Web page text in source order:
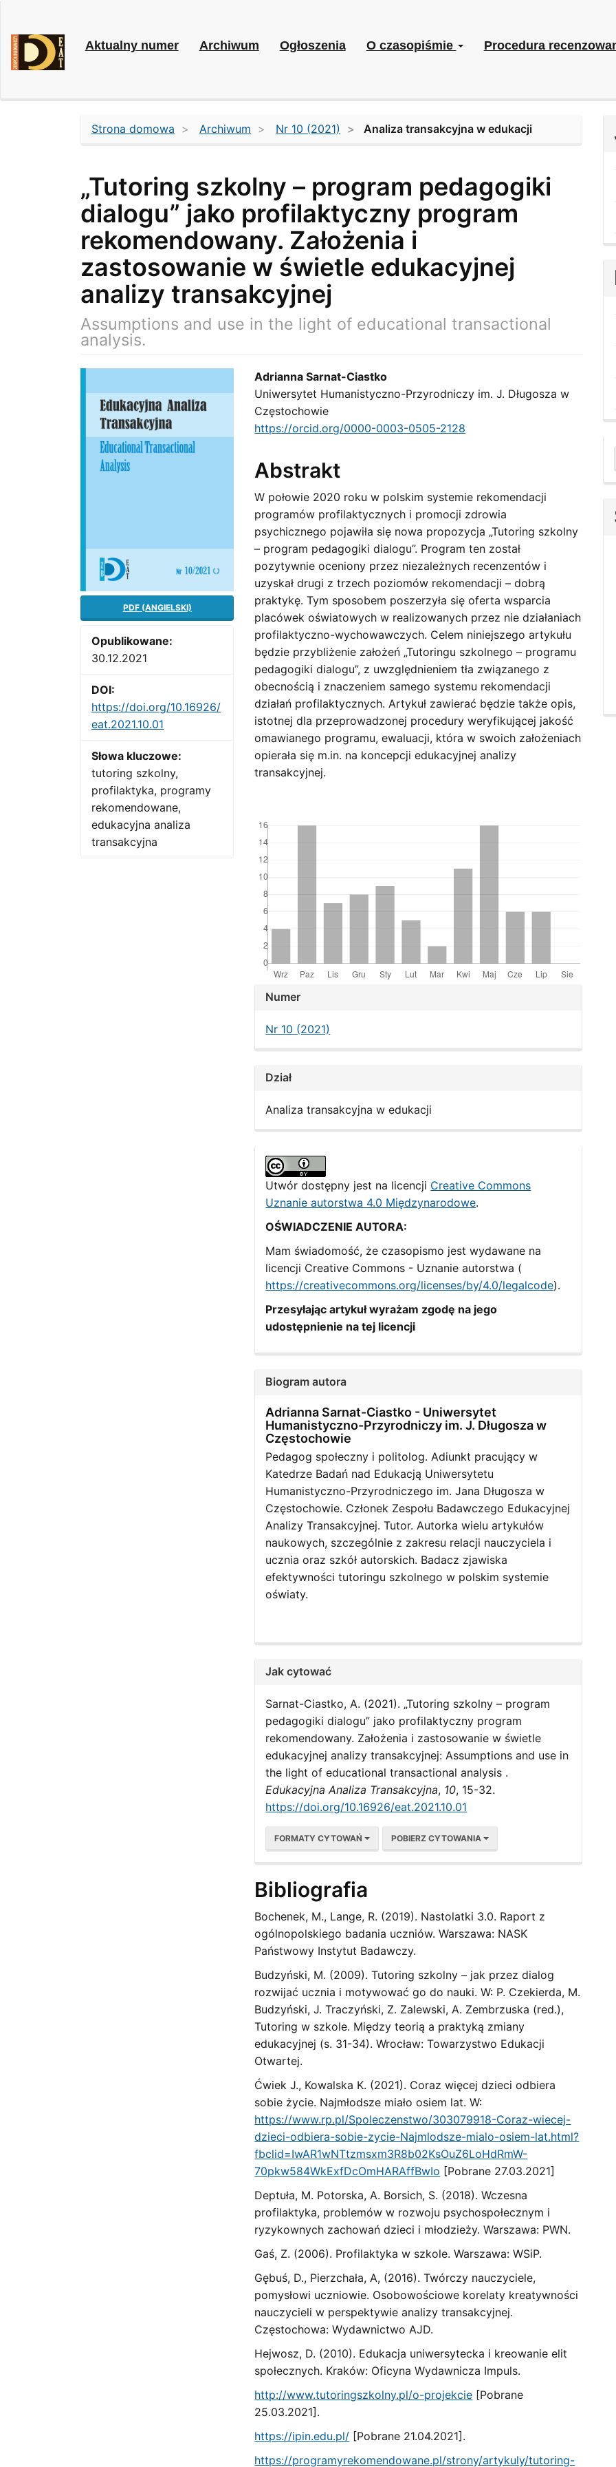
Main
Content
Sidebar
Aktualny numer Archiwum Ogłoszenia O czasopiśmie Procedura
Strona domowa Archiwum Nr 10 (2021) Analiza transakcyjna w edukacji
„Tutoring szkolny – program pedagogiki
dialogu” jako profilaktyczny program
rekomendowany. Założenia i
zastosowanie w świetle edukacyjnej
analizy transakcyjnej
Assumptions and use in the light of educational transactional
analysis.
Sidebar
PDF (ANGIELSKI)
Opublikowane:
30.12.2021
DOI:
https://doi.org/10.16926/
eat.2021.10.01
Słowa kluczowe:
tutoring szkolny,
profilaktyka, programy
rekomendowane,
edukacyjna analiza
transakcyjna
Main
Article
Content
Adrianna Sarnat-Ciastko
Uniwersytet Humanistyczno-Przyrodniczy im. J. Długosza w
Częstochowie
https://orcid.org/0000-0003-0505-2128
Abstrakt
W połowie 2020 roku w polskim systemie rekomendacji
programów profilaktycznych i promocji zdrowia
psychicznego pojawiła się nowa propozycja „Tutoring szkolny
– program pedagogiki dialogu”. Program ten został
pozytywnie oceniony przez niezależnych recenzentów i
uzyskał drugi z trzech poziomów rekomendacji – dobrą
praktykę. Tym sposobem poszerzyła się oferta wsparcia
placówek oświatowych w realizowanych przez nie działaniach
profilaktyczno-wychowawczych. Celem niniejszego artykułu
będzie przybliżenie założeń „Tutoringu szkolnego – programu
pedagogiki dialogu”, z uwzględnieniem tła związanego z
obecnością i znaczeniem samego systemu rekomendacji
działań profilaktycznych. Artykuł zawierać będzie także opis,
istotnej dla przeprowadzonej procedury weryfikującej jakość
omawianego programu, ewaluacji, która w swoich założeniach
opierała się m.in. na koncepcji edukacyjnej analizy
transakcyjnej.
Article
Numer
Nr 10 (2021)
Dział
Analiza transakcyjna w edukacji
Utwór dostępny jest na licencji Creative Commons
Uznanie autorstwa 4.0 Międzynarodowe.
OŚWIADCZENIE AUTORA:
Mam świadomość, że czasopismo jest wydawane na
licencji Creative Commons - Uznanie autorstwa (
https://creativecommons.org/licenses/by/4.0/legalcode).
Przesyłając artykuł wyrażam zgodę na jego
udostępnienie na tej licencji
Biogram autora
Adrianna Sarnat-Ciastko - Uniwersytet
Humanistyczno-Przyrodniczy im. J. Długosza w
Częstochowie
Pedagog społeczny i politolog. Adiunkt pracujący w
Katedrze Badań nad Edukacją Uniwersytetu
Humanistyczno-Przyrodniczego im. Jana Długosza w
Częstochowie. Członek Zespołu Badawczego Edukacyjnej
Analizy Transakcyjnej. Tutor. Autorka wielu artykułów
naukowych, szczególnie z zakresu relacji nauczyciela i
ucznia oraz szkół autorskich. Badacz zjawiska
efektywności tutoringu szkolnego w polskim systemie
oświaty.
Jak cytować
Sarnat-Ciastko, A. (2021). „Tutoring szkolny – program
pedagogiki dialogu” jako profilaktyczny program
rekomendowany. Założenia i zastosowanie w świetle
edukacyjnej analizy transakcyjnej: Assumptions and use in
the light of educational transactional analysis .
Edukacyjna Analiza Transakcyjna, 10, 15-32.
https://doi.org/10.16926/eat.2021.10.01
FORMATY CYTOWAŃ POBIERZ CYTOWANIA
Bibliografia
Bochenek, M., Lange, R. (2019). Nastolatki 3.0. Raport z
ogólnopolskiego badania uczniów. Warszawa: NASK
Państwowy Instytut Badawczy.
Budzyński, M. (2009). Tutoring szkolny – jak przez dialog
rozwijać ucznia i motywować go do nauki. W: P. Czekierda, M.
Budzyński, J. Traczyński, Z. Zalewski, A. Zembrzuska (red.),
Tutoring w szkole. Między teorią a praktyką zmiany
edukacyjnej (s. 31-34). Wrocław: Towarzystwo Edukacji
Otwartej.
Ćwiek J., Kowalska K. (2021). Coraz więcej dzieci odbiera
sobie życie. Najmłodsze miało osiem lat. W:
https://www.rp.pl/Spoleczenstwo/303079918-Coraz-wiecej-
dzieci-odbiera-sobie-zycie-Najmlodsze-mialo-osiem-lat.html?
fbclid=IwAR1wNTtzmsxm3R8b02KsOuZ6LoHdRmW-
70pkw584WkExfDcOmHARAffBwIo [Pobrane 27.03.2021]
Deptuła, M. Potorska, A. Borsich, S. (2018). Wczesna
profilaktyka, problemów w rozwoju psychospołecznym i
ryzykownych zachowań dzieci i młodzieży. Warszawa: PWN.
Gaś, Z. (2006). Profilaktyka w szkole. Warszawa: WSiP.
Gębuś, D., Pierzchała, A, (2016). Twórczy nauczyciele,
pomysłowi uczniowie. Osobowościowe korelaty kreatywności
nauczycieli w perspektywie analizy transakcyjnej.
Częstochowa: Wydawnictwo AJD.
Hejwosz, D. (2010). Edukacja uniwersytecka i kreowanie elit
społecznych. Kraków: Oficyna Wydawnicza Impuls.
http://www.tutoringszkolny.pl/o-projekcie [Pobrane
25.03.2021].
https://ipin.edu.pl/ [Pobrane 21.04.2021].
https://programyrekomendowane.pl/strony/artykuly/tutoring-
a